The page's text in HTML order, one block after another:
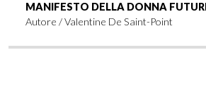
MANIFESTO DELLA DONNA
Autore /Valentine De Saint-Point